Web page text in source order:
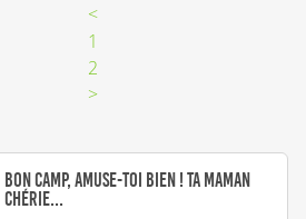
<
1
2
>
Bon camp, amuse-toi bien ! Ta maman
chérie...